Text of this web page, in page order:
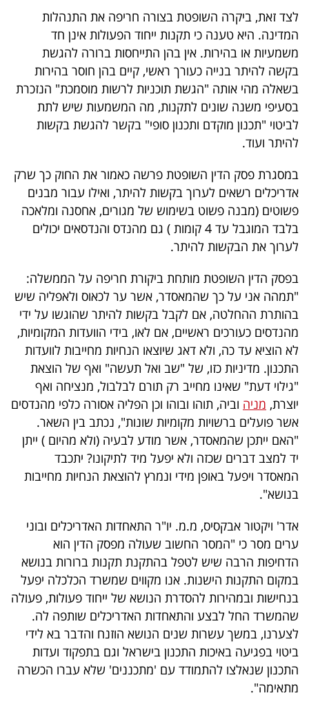
לצד זאת, ביקרה השופטת בצורה חריפה את התנהלות
המדינה. היא טענה כי תקנות ייחוד הפעולות אינן חד
משמעיות או בהירות. אין בהן התייחסות ברורה להגשת
בקשה להיתר בנייה כעורך ראשי, קיים בהן חוסר בהירות
בשאלה מהי אותה "הגשת תוכניות לרשות מוסמכת" הנזכרת
בסעיפי משנה שונים לתקנות, מה המשמעות שיש לתת
לביטוי "תכנון מוקדם ותכנון סופי" בקשר להגשת בקשות
להיתר ועוד.
במסגרת פסק הדין השופטת פרשה כאמור את החוק כך שרק
אדריכלים רשאים לערוך בקשות להיתר, ואילו עבור מבנים
פשוטים (מבנה פשוט בשימוש של מגורים, אחסנה ומלאכה
בלבד המוגבל עד 4 קומות ) גם מהנדס והנדסאים יכולים
לערוך את הבקשות להיתר.
בפסק הדין השופטת מותחת ביקורת חריפה על הממשלה:
"תמהה אני על כך שהמאסדר, אשר ער לכאוס ולאפליה שיש
בהותרת ההחלטה, אם לקבל בקשות להיתר שהוגשו על ידי
מהנדסים כעורכים ראשיים, אם לאו, בידי הוועדות המקומיות,
לא הוציא עד כה, ולא דאג שיוצאו הנחיות מחייבות לוועדות
התכנון. מדיניות כזו, של "שב ואל תעשה" ואף של הוצאת
"גילוי דעת" שאינו מחייב רק תורם לבלבול, מנציחה ואף
יוצרת, מניה וביה, תוהו ובוהו וכן הפליה אסורה כלפי מהנדסים
אשר פועלים ברשויות מקומיות שונות", נכתב בין השאר.
"האם ייתכן שהמאסדר, אשר מודע לבעיה (ולא מהיום ) ייתן
יד למצב דברים שכזה ולא יפעל מיד לתיקונו? יתכבד
המאסדר ויפעל באופן מידי ונמרץ להוצאת הנחיות מחייבות
בנושא".
אדר' ויקטור אבקסיס, מ.מ. יו"ר התאחדות האדריכלים ובוני
ערים מסר כי "המסר החשוב שעולה מפסק הדין הוא
הדחיפות הרבה שיש לטפל בהתקנת תקנות ברורות בנושא
במקום התקנות הישנות. אנו מקווים שמשרד הכלכלה יפעל
בנחישות ובמהירות להסדרת הנושא של ייחוד פעולות, פעולה
שהמשרד החל לבצע והתאחדות האדריכלים שותפה לה.
לצערנו, במשך עשרות שנים הנושא הוזנח והדבר בא לידי
ביטוי בפגיעה באיכות התכנון בישראל וגם בתפקוד ועדות
התכנון שנאלצו להתמודד עם 'מתכננים' שלא עברו הכשרה
מתאימה".